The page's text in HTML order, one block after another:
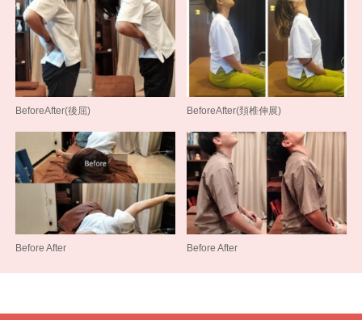
BeforeAfter(後屈) BeforeAfter(頚椎伸展)
Before After Before After